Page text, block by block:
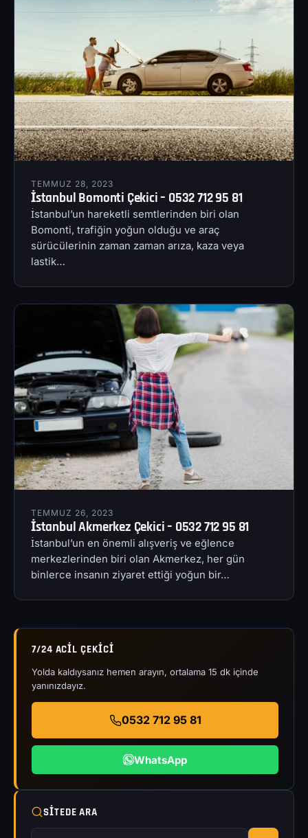
TEMMUZ 28, 2023
İstanbul Bomonti Çekici – 0532 712 95 81
İstanbul’un hareketli semtlerinden biri olan
Bomonti, trafiğin yoğun olduğu ve araç
sürücülerinin zaman zaman arıza, kaza veya
lastik…
TEMMUZ 26, 2023
İstanbul Akmerkez Çekici – 0532 712 95 81
İstanbul’un en önemli alışveriş ve eğlence
merkezlerinden biri olan Akmerkez, her gün
binlerce insanın ziyaret ettiği yoğun bir…
7/24 ACIL ÇEKICI
Yolda kaldıysanız hemen arayın, ortalama 15 dk içinde
yanınızdayız.
0532 712 95 81
WhatsApp
SITEDE ARA